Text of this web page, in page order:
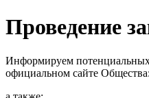
Проведение
Информируем
официальном сайте Общества: